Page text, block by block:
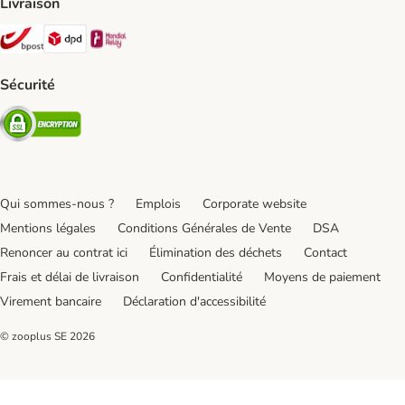
Bpost Shipping Method
DPD Shipping Method
Sécurité
Security
Qui sommes-nous ? Emplois
Corporate website
Mentions légales
Conditions Générales de Vente
DSA
Renoncer au contrat ici
Élimination des déchets
Contact
Frais et délai de livraison
Confidentialité
Moyens de paiement
Virement bancaire
Déclaration d'accessibilité
© zooplus SE 2026